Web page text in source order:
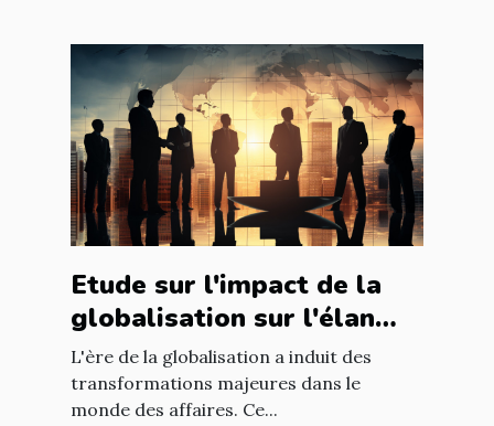
Etude sur l'impact de la
globalisation sur l'élan
des affaires
L'ère de la globalisation a induit des
transformations majeures dans le
monde des affaires. Ce...